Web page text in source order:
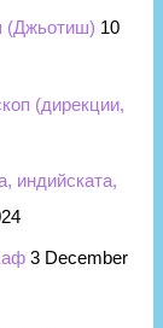
(Джьотиш) 10
(дирекции,
индийската,
3 December